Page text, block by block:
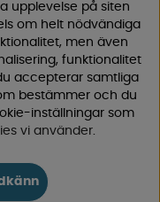
till smarta tillbehör
och roligare.
priser –
Enköping.
upplevelse på siten
om helt nödvändiga
men även
funktionalitet
accepterar samtliga
bestämmer och du
inställningar som
vi använder.